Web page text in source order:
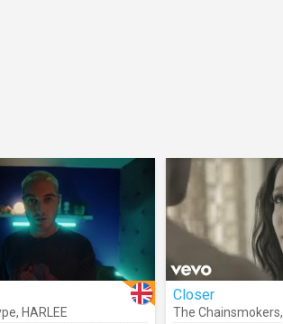
, HARLEE
Closer
The Chainsmokers,